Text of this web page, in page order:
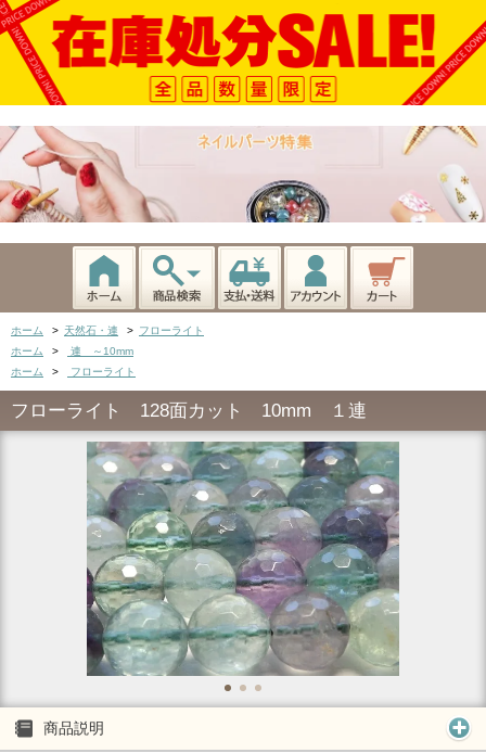
ホーム > 天然石・連 > フローライト
ホーム
>
連 ～10mm
ホーム
> フローライト
フローライト 128面カット 10mm １連
商品説明